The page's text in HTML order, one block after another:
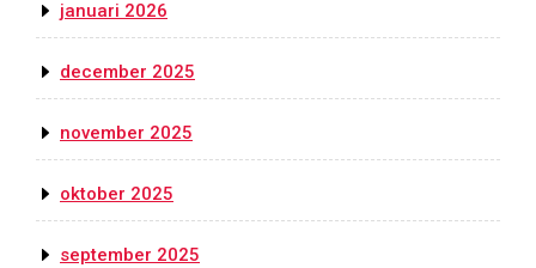
januari 2026
december 2025
november 2025
oktober 2025
september 2025